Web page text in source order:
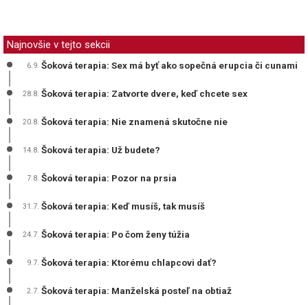
Najnovšie v tejto sekcii
6.9. Šoková terapia: Sex má byť ako sopečná erupcia či cunami
28.8. Šoková terapia: Zatvorte dvere, keď chcete sex
20.8. Šoková terapia: Nie znamená skutočne nie
14.8. Šoková terapia: Už budete?
7.8. Šoková terapia: Pozor na prsia
31.7. Šoková terapia: Keď musíš, tak musíš
24.7. Šoková terapia: Po čom ženy túžia
9.7. Šoková terapia: Ktorému chlapcovi dať?
2.7. Šoková terapia: Manželská posteľ na obtiaž